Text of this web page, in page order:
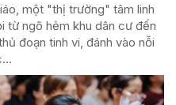
một "thị trường" tâm linh
từ ngõ hẻm khu dân cư đến
đoạn tinh vi, đánh vào nỗi